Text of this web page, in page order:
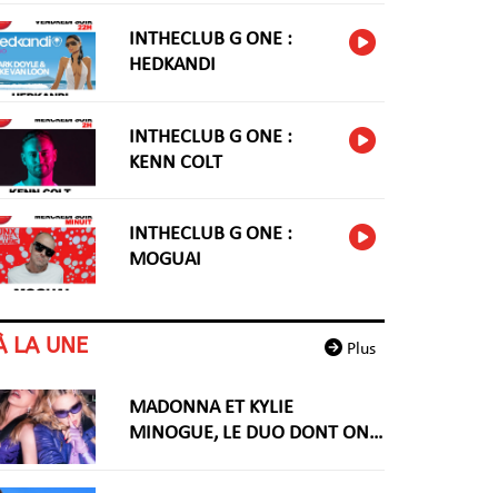
INTHECLUB G ONE :
HEDKANDI
INTHECLUB G ONE :
KENN COLT
INTHECLUB G ONE :
MOGUAI
Plus
LA UNE
MADONNA ET KYLIE
MINOGUE, LE DUO DONT ON